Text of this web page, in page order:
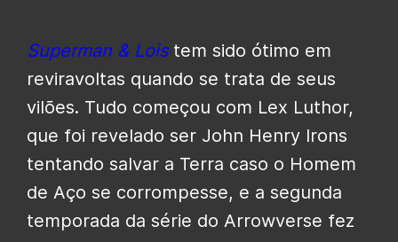
Superman & Lois tem sido ótimo em
reviravoltas quando se trata de seus
vilões. Tudo começou com Lex Luthor,
que foi revelado ser John Henry Irons
tentando salvar a Terra caso o Homem
de Aço se corrompesse, e a segunda
temporada da série do Arrowverse fez